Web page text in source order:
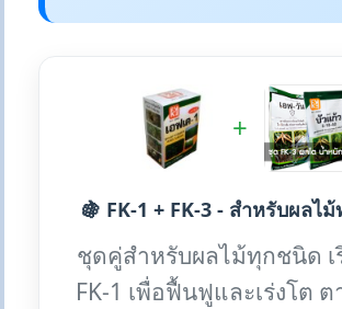
+
🍇 FK-1 + FK-3 - สำหรับผลไ
ชุดคู่สำหรับผลไม้ทุกชนิด เ
FK-1 เพื่อฟื้นฟูและเร่งโต